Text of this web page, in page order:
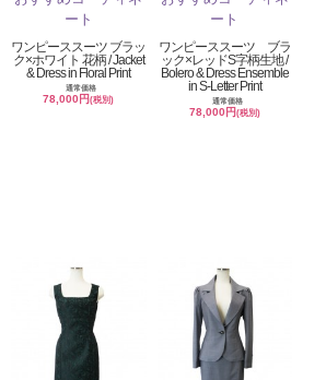
ワンピーススーツ ブラッ
ク×ホワイト 花柄 / Jacket
& Dress in Floral Print
通常価格
78,000円(税別)
ワンピーススーツ ブラ
ック×レッドS字柄生地 /
Bolero & Dress Ensemble
in S-Letter Print
通常価格
78,000円 (税別)